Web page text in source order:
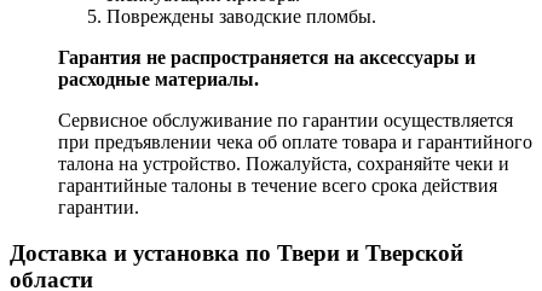
Повреждены заводские пломбы.
Гарантия не распространяется на аксессуары и
расходные материалы.
Сервисное обслуживание по гарантии осуществляется
при предъявлении чека об оплате товара и гарантийного
талона на устройство. Пожалуйста, сохраняйте чеки и
гарантийные талоны в течение всего срока действия
гарантии.
Доставка и установка по Твери и Тверской
области